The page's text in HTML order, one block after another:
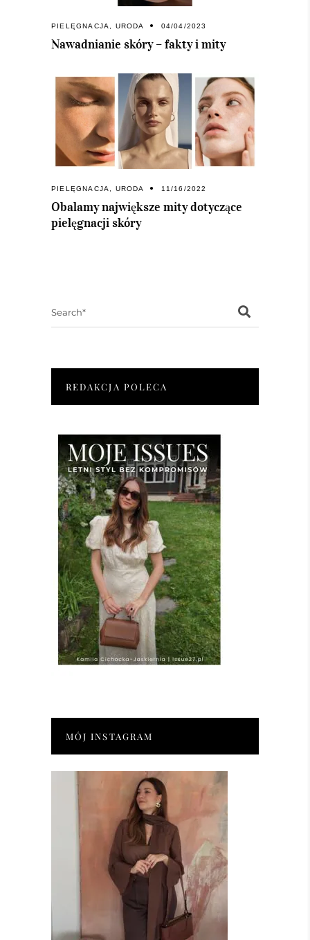
PIELĘGNACJA, URODA 04/04/2023
Nawadnianie skóry – fakty i mity
PIELĘGNACJA URODA 11/16/2022
Obalamy największe mity dotyczące
pielęgnacji skóry
REDAKCJA POLECA
MÓJ INSTAGRAM